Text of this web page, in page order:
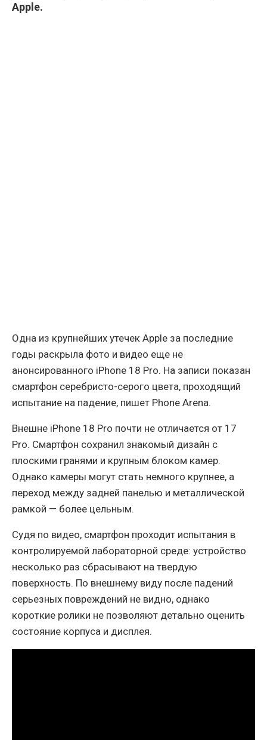
Apple.
Одна из крупнейших утечек Apple за последние
годы раскрыла фото и видео еще не
анонсированного iPhone 18 Pro. На записи показан
смартфон серебристо-серого цвета, проходящий
испытание на падение, пишет Phone Arena.
Внешне iPhone 18 Pro почти не отличается от 17
Pro. Смартфон сохранил знакомый дизайн с
плоскими гранями и крупным блоком камер.
Однако камеры могут стать немного крупнее, а
переход между задней панелью и металлической
рамкой — более цельным.
Судя по видео, смартфон проходит испытания в
контролируемой лабораторной среде: устройство
несколько раз сбрасывают на твердую
поверхность. По внешнему виду после падений
серьезных повреждений не видно, однако
короткие ролики не позволяют детально оценить
состояние корпуса и дисплея.